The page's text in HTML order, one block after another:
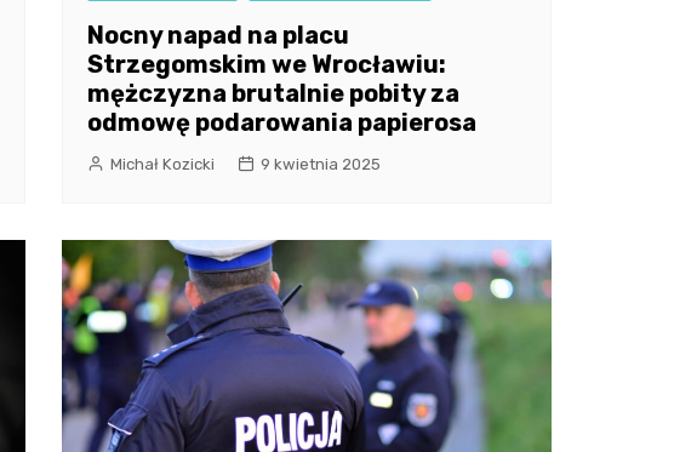
Nocny napad na placu
Strzegomskim we Wrocławiu:
mężczyzna brutalnie pobity za
odmowę podarowania papierosa
Michał Kozicki 9 kwietnia 2025